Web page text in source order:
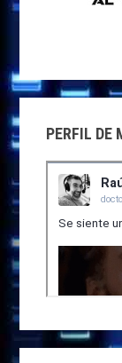
PERFIL DE